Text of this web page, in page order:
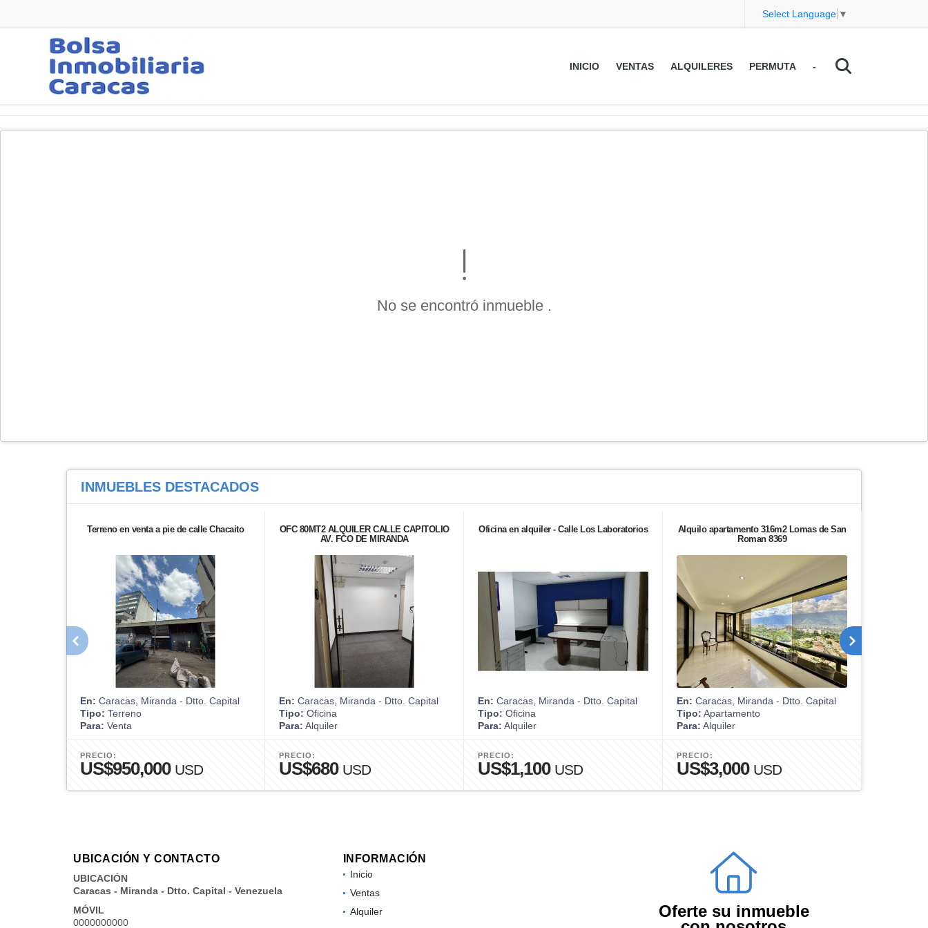
Select Language ▼
INICIO VENTAS ALQUILERES PERMUTA -
No se encontró inmueble .
INMUEBLES DESTACADOS
Terreno en venta a pie de calle Chacaito
En: Caracas, Miranda - Dtto. Capital
Tipo: Terreno
Para: Venta
PRECIO:
US$950,000 USD
OFC 80MT2 ALQUILER CALLE CAPITOLIO
AV. FCO DE MIRANDA
En: Caracas, Miranda - Dtto. Capital
Tipo: Oficina
Para: Alquiler
PRECIO:
US$680 USD
Oficina en alquiler - Calle Los Laboratorios
En: Caracas, Miranda - Dtto. Capital
Tipo: Oficina
Para: Alquiler
PRECIO:
US$1,100 USD
Alquilo apartamento 316m2 Lomas de San
Roman 8369
En: Caracas, Miranda - Dtto. Capital
Tipo: Apartamento
Para: Alquiler
PRECIO:
US$3,000 USD
UBICACIÓN Y CONTACTO
UBICACIÓN
Caracas - Miranda - Dtto. Capital - Venezuela
MÓVIL
0000000000
INFORMACIÓN
Inicio
Ventas
Alquiler
Oferte su inmueble